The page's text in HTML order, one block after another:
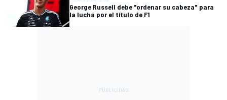
George Russell debe "ordenar su cabeza" para
la lucha por el título de F1